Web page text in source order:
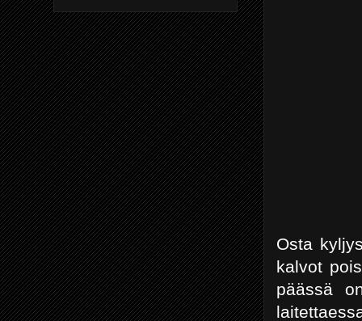
Osta
kalvot
päässä